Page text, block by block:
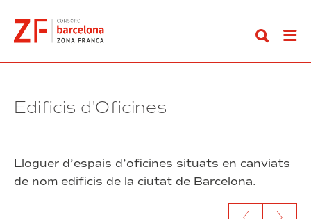
contingut
Edificis d'Oficines
Lloguer d’espais d’oficines situats en canviats
de nom edificis de la ciutat de Barcelona.